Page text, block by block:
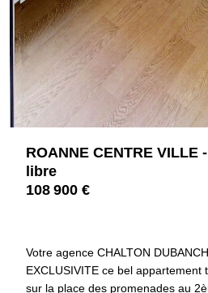
ROANNE CENTRE VILLE
libre
108 900 €
Votre agence CHALTON
EXCLUSIVITE ce bel appartement
sur la place des promenades au